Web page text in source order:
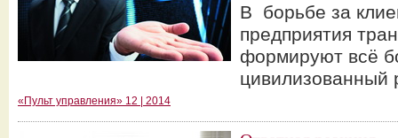
В борьбе за
предприятия
формируют всё
цивилизованный
«Пульт управления» 12 | 2014